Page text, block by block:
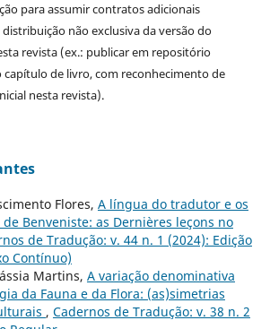
para assumir contratos adicionais
não exclusiva da versão do
revista (ex.: publicar em repositório
de livro, com reconhecimento de
nesta revista).
Flores, A língua do tradutor e os
Benveniste: as Dernières leçons no
de Tradução: v. 44 n. 1 (2024): Edição
Contínuo)
Martins, A variação denominativa
da Fauna e da Flora: (as)simetrias
, Cadernos de Tradução: v. 38 n. 2